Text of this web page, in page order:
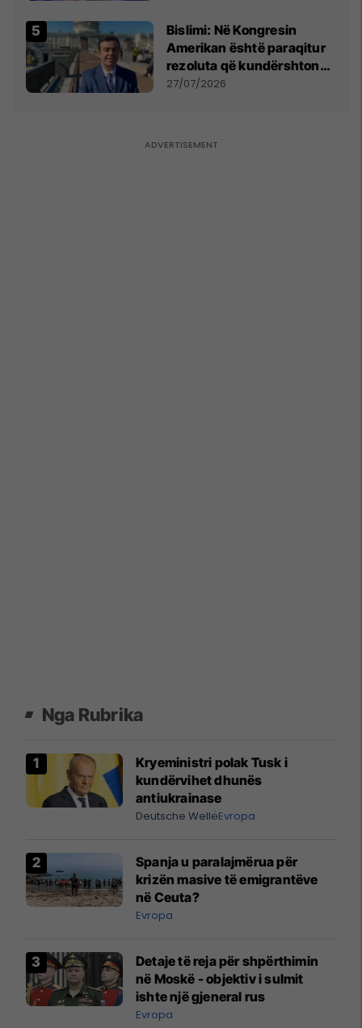
Bislimi: Në Kongresin
Amerikan është paraqitur
rezoluta që kundërshton
mbajtjen e Asamblesë
27/07/2026
Nga Rubrika
Kryeministri polak Tusk i
kundërvihet dhunës
antiukrainase
Deutsche WelleEvropa
Spanja u paralajmërua për
krizën masive të emigrantëve
në Ceuta?
Evropa
Detaje të reja për shpërthimin
në Moskë - objektiv i sulmit
ishte një gjeneral rus
Evropa